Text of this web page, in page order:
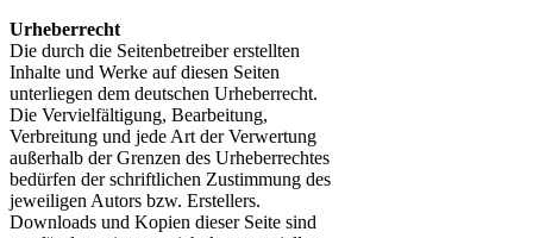
Urheberrecht
Die durch die Seitenbetreiber erstellten
Inhalte und Werke auf diesen Seiten
unterliegen dem deutschen Urheberrecht.
Die Vervielfältigung, Bearbeitung,
Verbreitung und jede Art der Verwertung
außerhalb der Grenzen des Urheberrechtes
bedürfen der schriftlichen Zustimmung des
jeweiligen Autors bzw. Erstellers.
Downloads und Kopien dieser Seite sind